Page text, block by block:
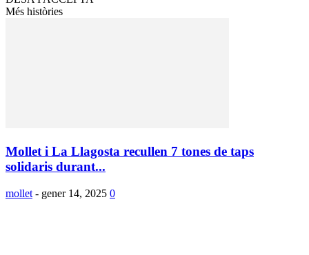
Més històries
Mollet i La Llagosta recullen 7 tones de taps
solidaris durant...
mollet - gener 14, 2025 0